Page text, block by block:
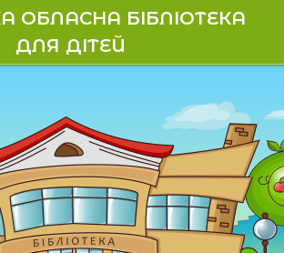
ОБЛАСНА БІБЛІОТЕКА
ДЛЯ ДІТЕЙ